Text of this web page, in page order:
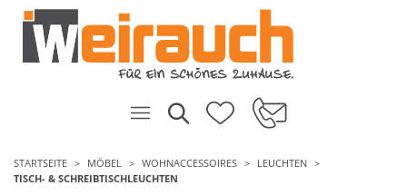
STARTSEITE MÖBEL WOHNACCESSOIRES
LEUCHTEN
TISCH- & SCHREIBTISCHLEUCHTEN